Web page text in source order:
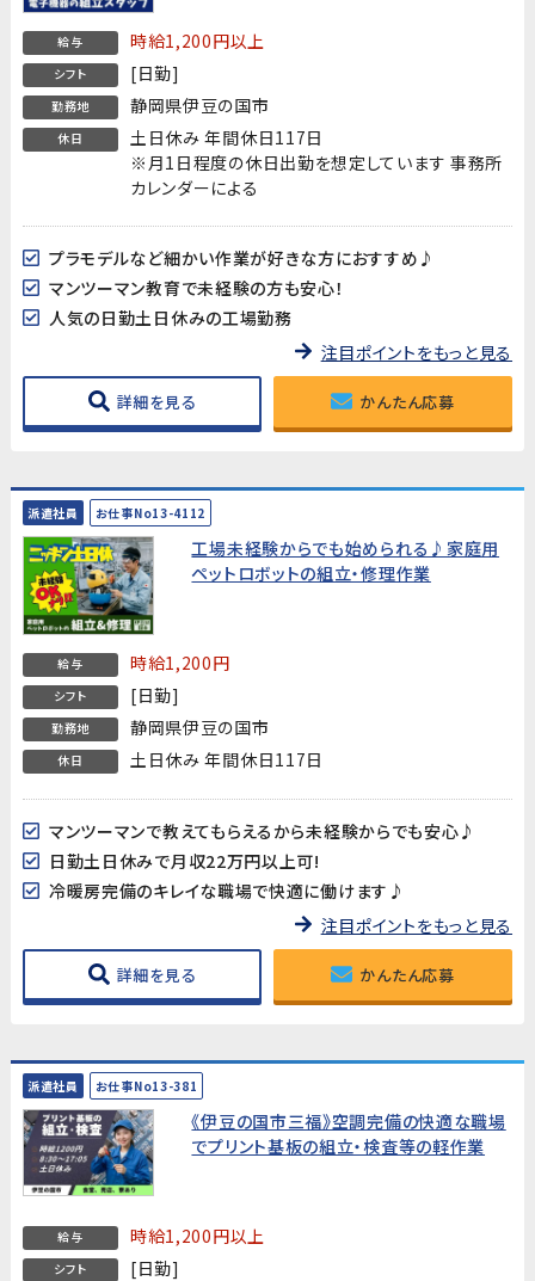
給与 時給1,200円以上
シフト [日勤]
勤務地 静岡県伊豆の国市
休日
土日休み 年間休日117日
※月1日程度の休日出勤を想定しています 事務所
カレンダーによる
プラモデルなど細かい作業が好きな方におすすめ♪
マンツーマン教育で未経験の方も安心！
人気の日勤土日休みの工場勤務
注目ポイントをもっと見る
詳細を見る かんたん応募
派遣社員 お仕事No13-4112
工場未経験からでも始められる♪家庭用
ペットロボットの組立・修理作業
給与 時給1,200円
シフト [日勤]
勤務地 静岡県伊豆の国市
休日 土日休み 年間休日117日
マンツーマンで教えてもらえるから未経験からでも安心♪
日勤土日休みで月収22万円以上可!
冷暖房完備のキレイな職場で快適に働けます♪
注目ポイントをもっと見る
詳細を見る かんたん応募
派遣社員 お仕事No13-381
《伊豆の国市三福》空調完備の快適な職場
でプリント基板の組立・検査等の軽作業
給与 時給1,200円以上
シフト [日勤]